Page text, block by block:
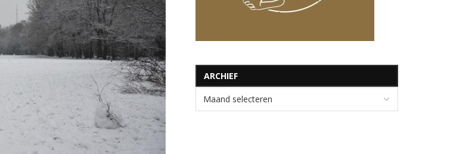
ARCHIEF